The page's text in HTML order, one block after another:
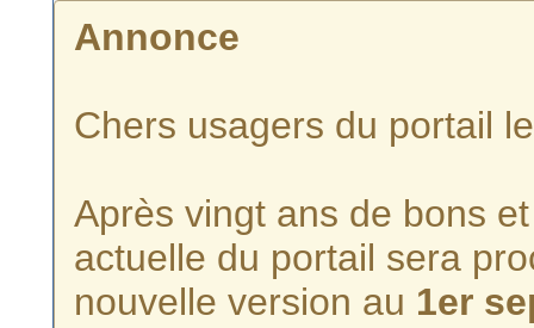
Annonce
Chers usagers du portail
Après vingt ans de bons
actuelle du portail sera
nouvelle version au 1er